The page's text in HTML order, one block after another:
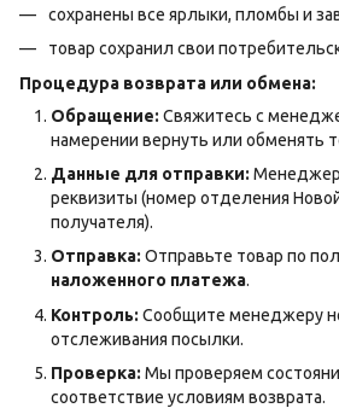
сохранены все ярлыки, пломбы и
товар сохранил свои
Процедура возврата или обмена:
Обращение: Свяжитесь с
намерении вернуть или обменять
Данные для отправки: Менеджер
реквизиты (номер отделения
получателя).
Отправка: Отправьте товар по
наложенного платежа.
Контроль: Сообщите менеджеру
отслеживания посылки.
Проверка: Мы проверяем
соответствие условиям возврата.